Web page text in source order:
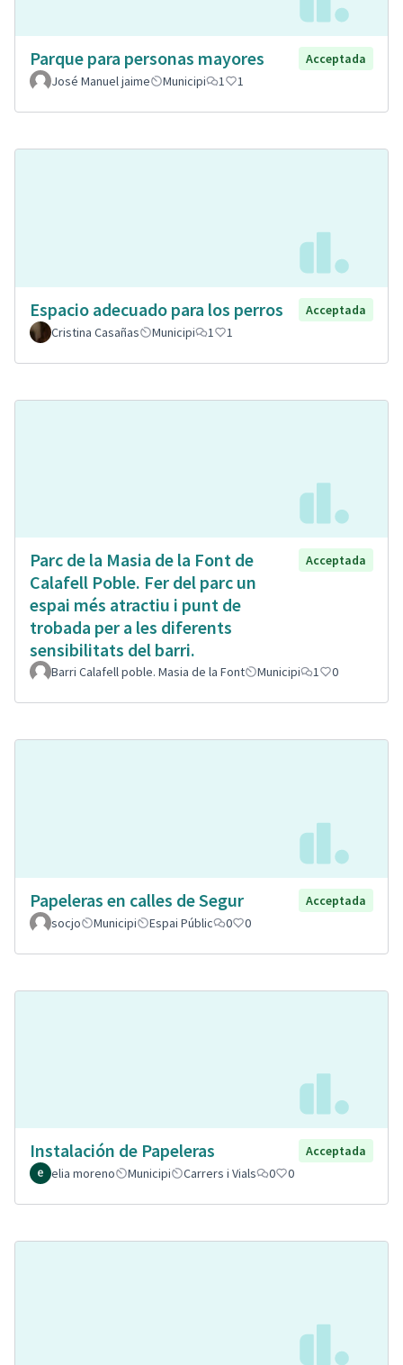
Parque para personas mayores
Acceptada
José Manuel jaime
Municipi 1 1
Espacio adecuado para los perros
Acceptada
Cristina Casañas
Municipi 1 1
Parc de la Masia de la Font de
Calafell Poble. Fer del parc un
espai més atractiu i punt de
trobada per a les diferents
sensibilitats del barri.
Acceptada
Barri Calafell poble. Masia de la Font Municipi 1 0
Papeleras en calles de Segur
Acceptada
socjo
Municipi Espai Públic 0 0
Instalación de Papeleras
Acceptada
elia moreno
Municipi Carrers i Vials 0 0